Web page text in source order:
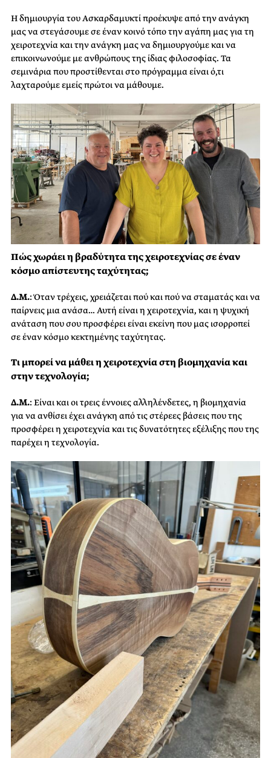
Η δημιουργία του Ασκαρδαμυκτί προέκυψε από την ανάγκη
μας να στεγάσουμε σε έναν κοινό τόπο την αγάπη μας για τη
χειροτεχνία και την ανάγκη μας να δημιουργούμε και να
επικοινωνούμε με ανθρώπους της ίδιας φιλοσοφίας. Τα
σεμινάρια που προστίθενται στο πρόγραμμα είναι ό,τι
λαχταρούμε εμείς πρώτοι να μάθουμε.
Πώς χωράει η βραδύτητατης χειροτεχνίας σε έναν
κόσμο απίστευτης ταχύτητας;
Δ.Μ.: Όταν τρέχεις, χρειάζεται πού και πού να σταματάς και να
παίρνεις μια ανάσα… Αυτή είναι η χειροτεχνία, και η ψυχική
ανάταση που σου προσφέρει είναι εκείνη που μας ισορροπεί
σε έναν κόσμο κεκτημένης ταχύτητας.
Τι μπορεί να μάθει η χειροτεχνία στη βιομηχανία και
στην τεχνολογία;
Δ.Μ.: Είναι και οι τρεις έννοιες αλληλένδετες, η βιομηχανία
για να ανθίσει έχει ανάγκη από τις στέρεες βάσεις που της
προσφέρει η χειροτεχνία και τις δυνατότητες εξέλιξης που της
παρέχει η τεχνολογία.